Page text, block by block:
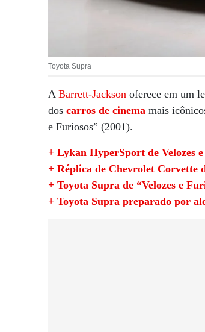
Toyota Supra
A Barrett-Jackson oferece em um
dos carros de cinema mais
e Furiosos” (2001).
+ Lykan HyperSport de Velozes
+ Réplica de Chevrolet Corvette
+ Toyota Supra de “Velozes e
+ Toyota Supra preparado por